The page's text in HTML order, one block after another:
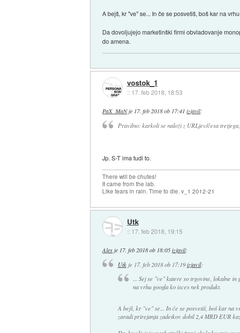
A bejš, kr "ve" se... In če se posvetiš, boš kar na
Da dovoljujejo marketinški firmi obvladovanje
do amena.
vostok_1
:: 17. feb 2018, 18:53
PaX_MaNje 17. feb 2018 ob 17:41 izjavil:
Pravilno: karkoli se naloži z URLjev/česa
Jp. S-T ima tudi to.
There will be chutes!
It came from the lab.
Like tears in rain. Time to die. v_1 2012-21
Utk
:: 17. feb 2018, 19:15
Ales je 17. feb 2018 ob 18:05 izjavil:
Utkje 17. feb 2018 ob 17:19 izjavil:
... Sej se "ve" katere so trgovine, lokalne in
na vrhu googla ko isces nek produkt.
A bejš, kr "ve" se... In če se posvetiš, boš kar na
zaradi prirejanja zadetkov dobil 2,4 MRD EUR